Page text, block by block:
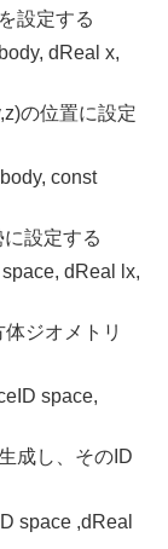
設定する
dReal x,
の位置に設定
const
設定する
dReal lx,
ジオメトリ
space,
成し、そのID
space ,dReal